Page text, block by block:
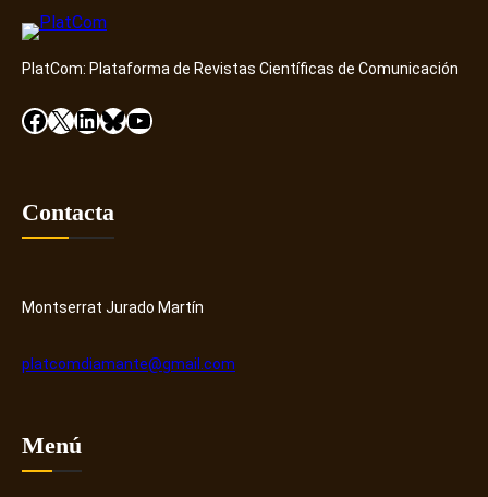
PlatCom: Plataforma de Revistas Científicas de Comunicación
Facebook X LinkedIn Bluesky YouTube
Contacta
Montserrat Jurado Martín
platcomdiamante@gmail.com
Menú